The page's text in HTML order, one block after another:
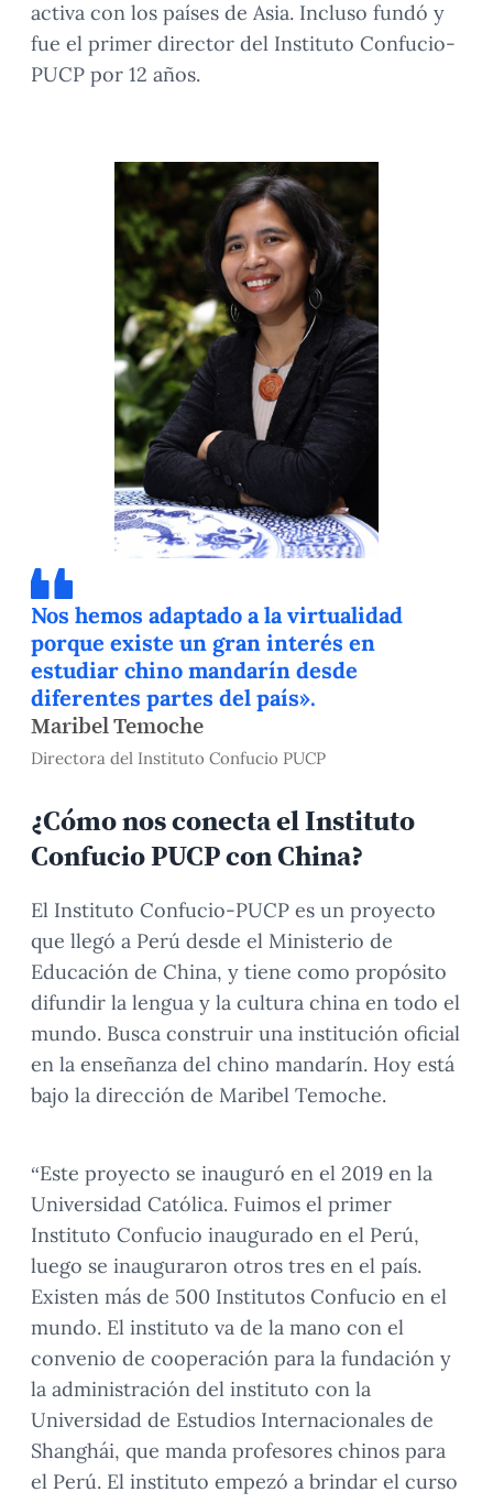
activa con los países de Asia. Incluso fundó y
fue el primer director del Instituto Confucio-
PUCP por 12 años.
Nos hemos adaptado a la virtualidad
porque existe un gran interés en
estudiar chino mandarín desde
diferentes partes del país».
Maribel Temoche
Directora del Instituto Confucio PUCP
¿Cómo nos conecta el Instituto
Confucio PUCP con China?
El Instituto Confucio-PUCP es un proyecto
que llegó a Perú desde el Ministerio de
Educación de China, y tiene como propósito
difundir la lengua y la cultura china en todo el
mundo. Busca construir una institución oficial
en la enseñanza del chino mandarín. Hoy está
bajo la dirección de Maribel Temoche.
“Este proyecto se inauguró en el 2019 en la
Universidad Católica. Fuimos el primer
Instituto Confucio inaugurado en el Perú,
luego se inauguraron otros tres en el país.
Existen más de 500 Institutos Confucio en el
mundo. El instituto va de la mano con el
convenio de cooperación para la fundación y
la administración del instituto con la
Universidad de Estudios Internacionales de
Shanghái, que manda profesores chinos para
el Perú. El instituto empezó a brindar el curso